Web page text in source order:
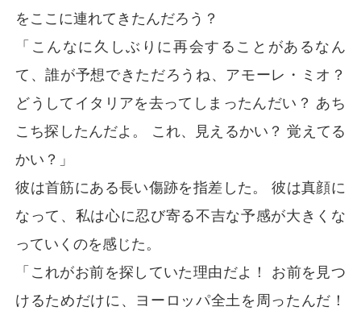
をここに連れてきたんだろう？
「こんなに久しぶりに再会することがあるなん
て、誰が予想できただろうね、アモーレ・ミオ？
どうしてイタリアを去ってしまったんだい？ あち
こち探したんだよ。 これ、見えるかい？ 覚えてる
かい？」
彼は首筋にある長い傷跡を指差した。 彼は真顔に
なって、私は心に忍び寄る不吉な予感が大きくな
っていくのを感じた。
「これがお前を探していた理由だよ！ お前を見つ
けるためだけに、ヨーロッパ全土を周ったんだ！